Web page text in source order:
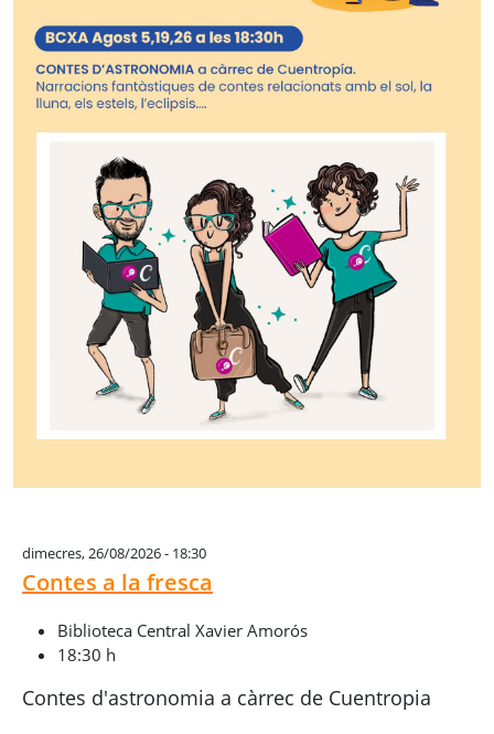
dimecres, 26/08/2026 - 18:30
Contes a la fresca
Biblioteca Central Xavier Amorós
18:30 h
Contes d'astronomia a càrrec de Cuentropia